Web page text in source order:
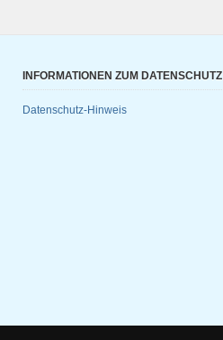
INFORMATIONEN ZUM DATENSCHUTZ
Datenschutz-Hinweis